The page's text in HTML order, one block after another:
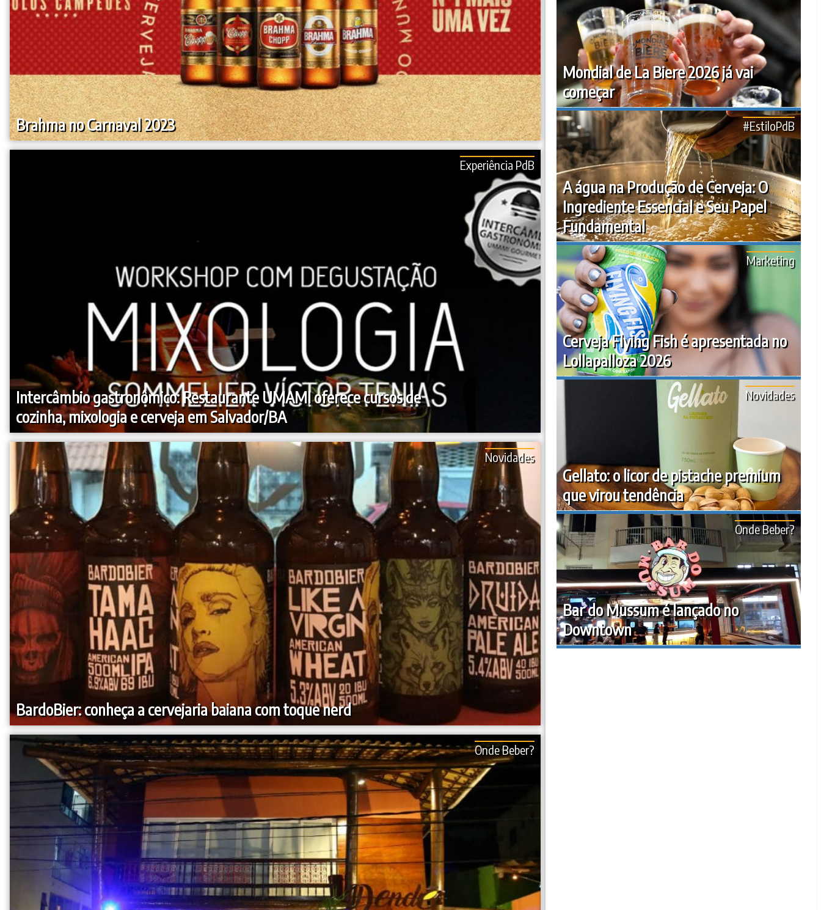
Brahma no Carnaval 2023
Intercâmbio gastronômico: Restaurante UMAMI oferece cursos de
cozinha, mixologia e cerveja em Salvador/BA
Experiência PdB
BardoBier: conheça a cervejaria baiana com toque nerd
Novidades
Onde Beber?
Mondial de La Biere 2026 já vai
começar
A água na Produção de Cerveja: O
Ingrediente Essencial e Seu Papel
Fundamental
#EstiloPdB
Cerveja Flying Fish é apresentada no
Lollapalloza 2026
Marketing
Gellato: o licor de pistache premium
que virou tendência
Novidades
Bar do Mussum é lançado no
Downtown
Onde Beber?